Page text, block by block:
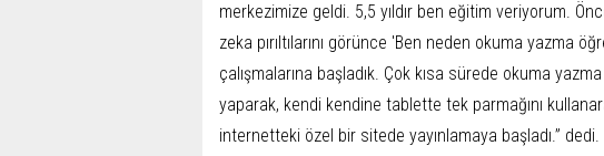
merkezimize geldi. 5,5 yıldır ben eğitim veriyorum.
zeka pırıltılarını görünce 'Ben neden okuma yazma
çalışmalarına başladık. Çok kısa sürede okuma
yaparak, kendi kendine tablette tek parmağını
internetteki özel bir sitede yayınlamaya başladı.” dedi.